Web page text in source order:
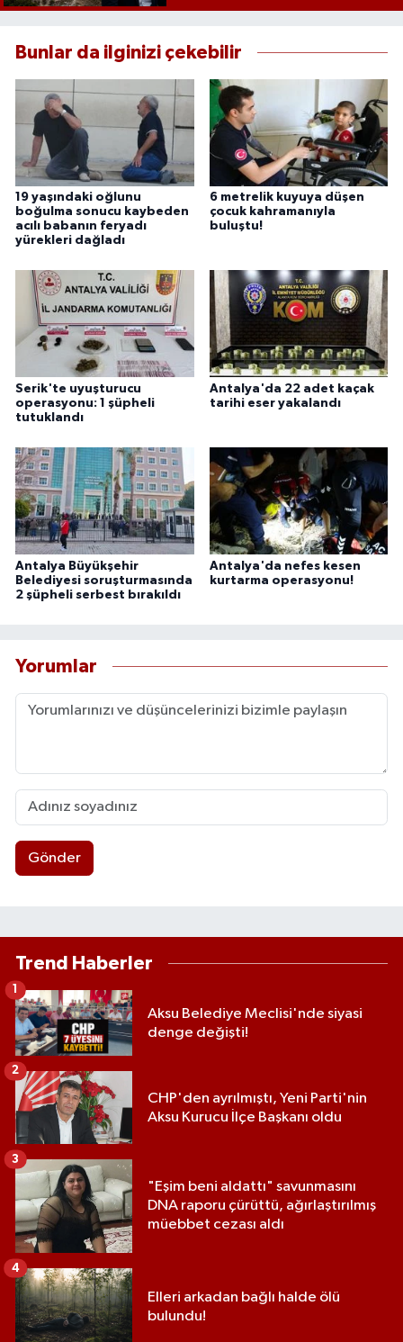
Bunlar da ilginizi çekebilir
19 yaşındaki oğlunu
boğulma sonucu kaybeden
acılı babanın feryadı
yürekleri dağladı
6 metrelik kuyuya düşen
çocuk kahramanıyla
buluştu!
Serik'te uyuşturucu
operasyonu: 1 şüpheli
tutuklandı
Antalya'da 22 adet kaçak
tarihi eser yakalandı
Antalya Büyükşehir
Belediyesi soruşturmasında
2 şüpheli serbest bırakıldı
Antalya'da nefes kesen
kurtarma operasyonu!
Yorumlar
Gönder
Trend Haberler
Aksu Belediye Meclisi'nde siyasi
denge değişti!
CHP'den ayrılmıştı, Yeni Parti'nin
Aksu Kurucu İlçe Başkanı oldu
2
"Eşim beni aldattı" savunmasını
DNA raporu çürüttü, ağırlaştırılmış
müebbet cezası aldı
3
Elleri arkadan bağlı halde ölü
bulundu!
4